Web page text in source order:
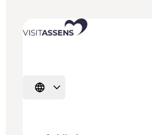
Select language